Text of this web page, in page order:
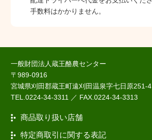
手数料はかかりません。
一般財団法人蔵王酪農センター
〒989-0916
宮城県刈田郡蔵王町遠刈田温泉字七日原251-4
TEL.0224-34-3311 ／ FAX.0224-34-3313
商品取り扱い店舗
特定商取引に関する表記